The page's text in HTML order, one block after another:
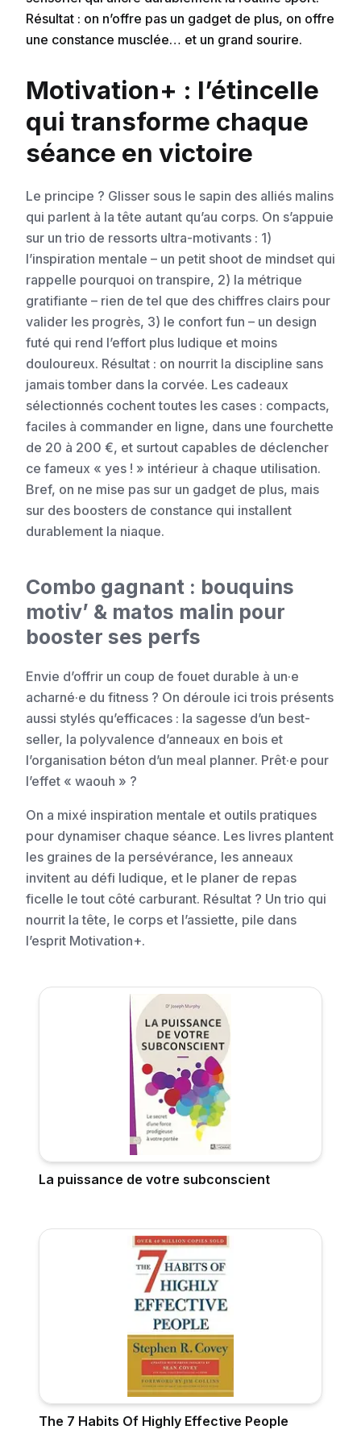
Résultat : on n’offre pas un gadget de plus, on offre
une constance musclée… et un grand sourire.
Motivation+ : l’étincelle
qui transforme chaque
séance en victoire
Le principe ? Glisser sous le sapin des alliés malins
qui parlent à la tête autant qu’au corps. On s’appuie
sur un trio de ressorts ultra-motivants : 1)
l’inspiration mentale – un petit shoot de mindset qui
rappelle pourquoi on transpire, 2) la métrique
gratifiante – rien de tel que des chiffres clairs pour
valider les progrès, 3) le confort fun – un design
futé qui rend l’effort plus ludique et moins
douloureux. Résultat : on nourrit la discipline sans
jamais tomber dans la corvée. Les cadeaux
sélectionnés cochent toutes les cases : compacts,
faciles à commander en ligne, dans une fourchette
de 20 à 200 €, et surtout capables de déclencher
ce fameux « yes ! » intérieur à chaque utilisation.
Bref, on ne mise pas sur un gadget de plus, mais
sur des boosters de constance qui installent
durablement la niaque.
Combo gagnant : bouquins
motiv’ & matos malin pour
booster ses perfs
Envie d’offrir un coup de fouet durable à un·e
acharné·e du fitness ? On déroule ici trois présents
aussi stylés qu’efficaces : la sagesse d’un best-
seller, la polyvalence d’anneaux en bois et
l’organisation béton d’un meal planner. Prêt·e pour
l’effet « waouh » ?
On a mixé inspiration mentale et outils pratiques
pour dynamiser chaque séance. Les livres plantent
les graines de la persévérance, les anneaux
invitent au défi ludique, et le planer de repas
ficelle le tout côté carburant. Résultat ? Un trio qui
nourrit la tête, le corps et l’assiette, pile dans
l’esprit Motivation+.
La puissance de votre subconscient
The 7 Habits Of Highly Effective People